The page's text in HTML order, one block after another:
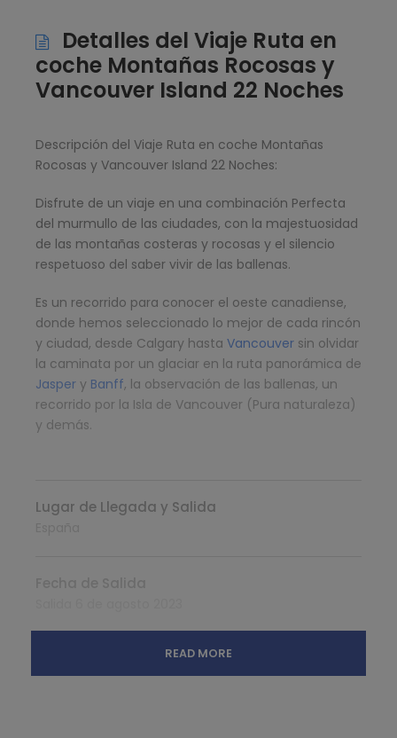
Detalles del Viaje Ruta en
coche Montañas Rocosas y
Vancouver Island 22 Noches
Descripción del Viaje Ruta en coche Montañas
Rocosas y Vancouver Island 22 Noches:
Disfrute de un viaje en una combinación Perfecta
del murmullo de las ciudades, con la majestuosidad
de las montañas costeras y rocosas y el silencio
respetuoso del saber vivir de las ballenas.
Es un recorrido para conocer el oeste canadiense,
donde hemos seleccionado lo mejor de cada rincón
y ciudad, desde Calgary hasta Vancouver sin olvidar
la caminata por un glaciar en la ruta panorámica de
Jasper y Banff, la observación de las ballenas, un
recorrido por la Isla de Vancouver (Pura naturaleza)
y demás.
Lugar de Llegada y Salida
Gondola y almuerzo en Lake Louise
READ MORE